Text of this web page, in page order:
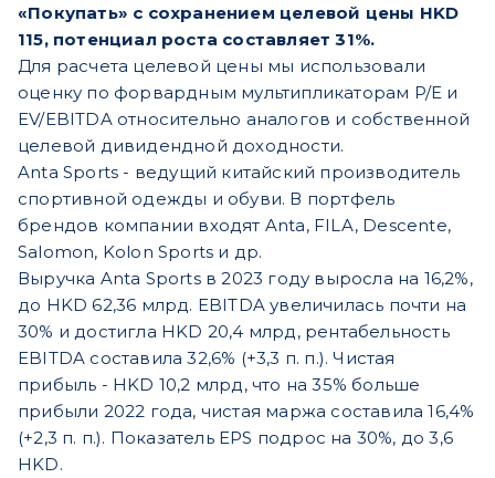
«Покупать» с сохранением целевой цены HKD
115, потенциал роста составляет 31%.
Для расчета целевой цены мы использовали
оценку по форвардным мультипликаторам P/E и
EV/EBITDA относительно аналогов и собственной
целевой дивидендной доходности.
Anta Sports - ведущий китайский производитель
спортивной одежды и обуви. В портфель
брендов компании входят Anta, FILA, Descente,
Salomon, Kolon Sports и др.
Выручка Anta Sports в 2023 году выросла на 16,2%,
до HKD 62,36 млрд. EBITDA увеличилась почти на
30% и достигла HKD 20,4 млрд, рентабельность
EBITDA составила 32,6% (+3,3 п. п.). Чистая
прибыль - HKD 10,2 млрд, что на 35% больше
прибыли 2022 года, чистая маржа составила 16,4%
(+2,3 п. п.). Показатель EPS подрос на 30%, до 3,6
HKD.